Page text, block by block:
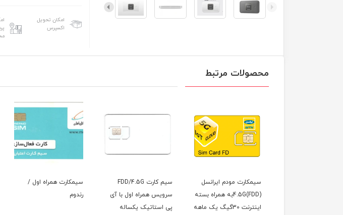
امکان تحویل
اکسپرس
محصولات مرتبط
سیمکارت مودم ایرانسل
4.5G(FDD)به همراه بسته
اینترنت 30گیگ یک ماهه
سیم کارت FDD/4.5G
سرویس همراه اول با آی
پی استاتیک یکساله
سیمکارت همراه اول /
رندوم